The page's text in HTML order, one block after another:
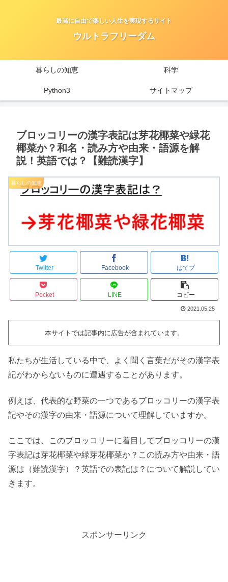
最高に自由で楽しい人生を実現するサイト
ウルトラフリーダム
暮らしの知恵 科学
Python3 サイトマップ
ブロッコリーの漢字表記は芽花椰菜や緑花
椰菜か？和名・読み方や由来・語源を解
説！英語では？【難読漢字】
暮らしの知恵
Twitter Facebook はてブ
Pocket LINE コピー
2021.05.25
本サイトでは記事内に広告が含まれています。
私たちが生活している中で、よく聞く言葉だがその漢字表
記がわからないものに遭遇することがあります。
例えば、代表的な野菜の一つであるブロッコリーの漢字表
記やその漢字の由来・語源について理解していますか。
ここでは、このブロッコリーに着目してブロッコリーの漢
字表記は芽花椰菜や緑芽花椰菜か？この読み方や由来・語
源は（難読漢字）？英語での表記は？について解説してい
きます。
スポンサーリンク